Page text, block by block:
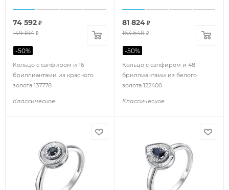
Кольцо с сапфиром и 16
бриллиантами из красного
золота 137778
Классическое
74 592 ₽
149 184₽
-50%
Кольцо с сапфиром и 48
бриллиантами из белого
золота 122400
Классическое
81 824₽
163 648₽
-50%